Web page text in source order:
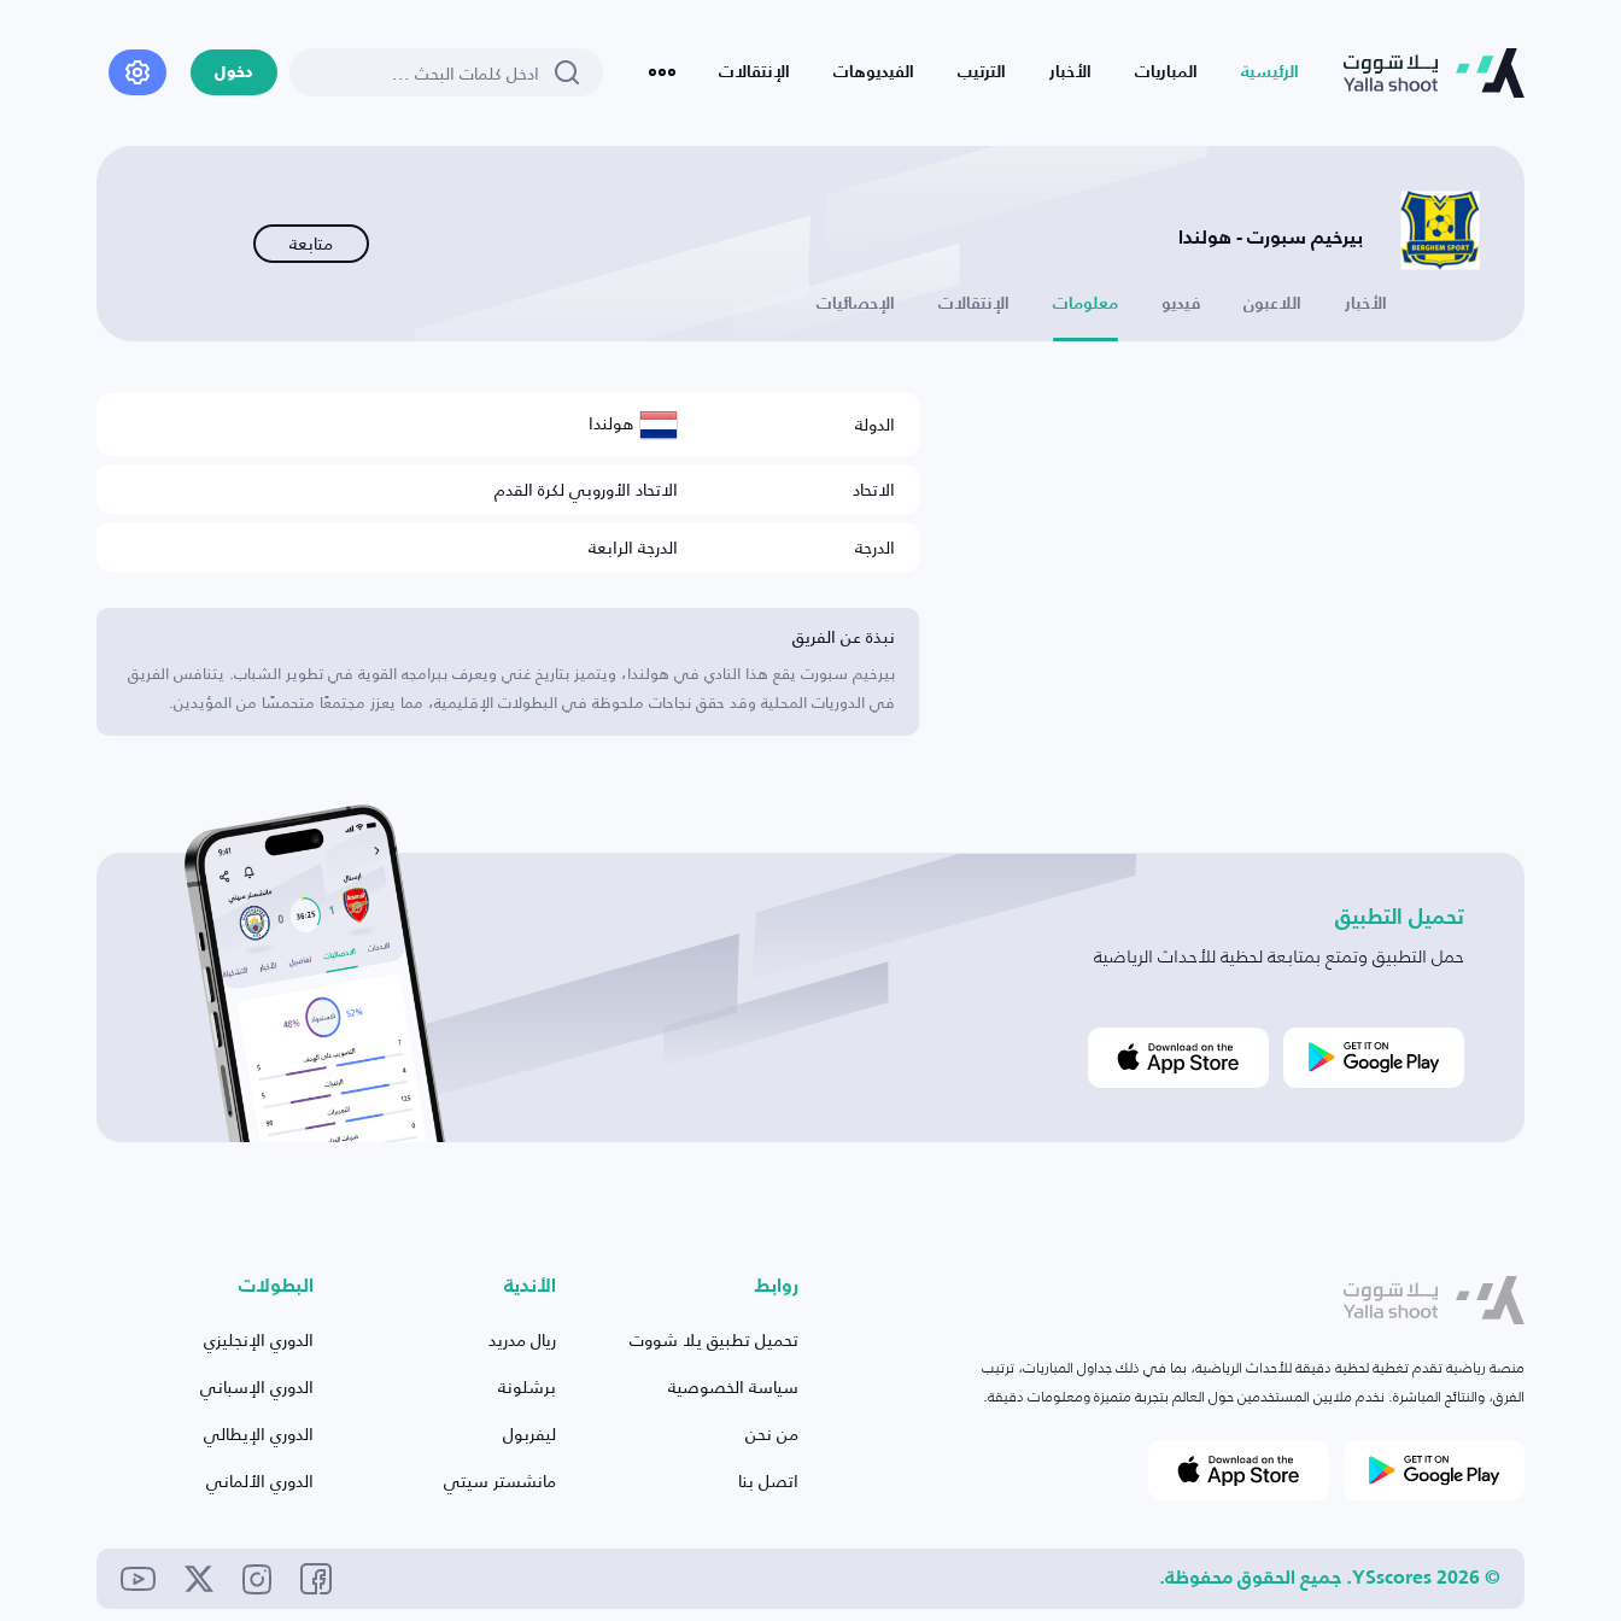
الرئيسية المباريات الأخبار الترتيب الفيديوهات الإنتقالات دخول
بيرخيم سبورت - هولندا متابعة
الأخبار اللاعبون فيديو معلومات الإنتقالات الإحصائيات
الدولة هولندا
الاتحاد
الاتحاد الأوروبي لكرة القدم
الدرجة
الدرجة الرابعة
نبذة عن الفريق
بيرخيم سبورت يقع هذا النادي في هولندا، ويتميز بتاريخ غني ويعرف ببرامجه القوية في تطوير الشباب. يتنافس الفريق
في الدوريات المحلية وقد حقق نجاحات ملحوظة في البطولات الإقليمية، مما يعزز مجتمعًا متحمسًا من المؤيدين.
تحميل التطبيق
حمل التطبيق وتمتع بمتابعة لحظية للأحداث الرياضية
منصة رياضية تقدم تغطية لحظية دقيقة للأحداث الرياضية، بما في ذلك جداول المباريات، ترتيب
الفرق، والنتائج المباشرة. نخدم ملايين المستخدمين حول العالم بتجربة متميزة ومعلومات دقيقة.
روابط
تحميل تطبيق يلا شووت
سياسة الخصوصية
من نحن
اتصل بنا
الأندية
ريال مدريد
برشلونة
ليفربول
مانشستر سيتي
البطولات
الدوري الإنجليزي
الدوري الإسباني
الدوري الإيطالي
الدوري الألماني
© 2026 YSscores. جميع الحقوق محفوظة.